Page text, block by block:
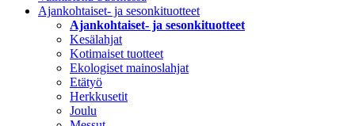
Ajankohtaiset- ja sesonkituotteet
Ajankohtaiset- ja sesonkituotteet
Kesälahjat
Kotimaiset tuotteet
Ekologiset mainoslahjat
Etätyö
Herkkusetit
Joulu